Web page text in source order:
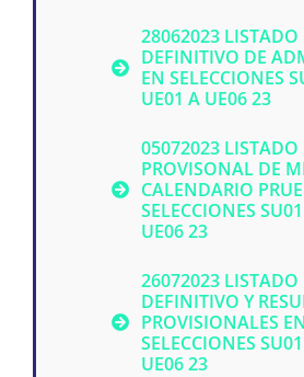
28062023 LISTADO
DEFINITIVO DE
EN SELECCIONES
UE01 A UE06 23
05072023 LISTADO
PROVISONAL DE
CALENDARIO
SELECCIONES
UE06 23
26072023 LISTADO
DEFINITIVO Y
PROVISIONALES EN
SELECCIONES
UE06 23